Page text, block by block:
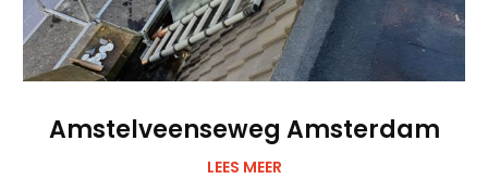
Amstelveenseweg Amsterdam
LEES MEER